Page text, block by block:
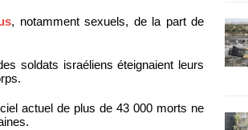
, notamment sexuels, de la part de
soldats israéliens éteignaient leurs
actuel de plus de 43 000 morts ne